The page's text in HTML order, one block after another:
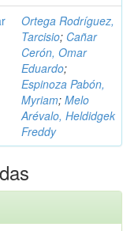
Ortega Rodríguez,
Tarcisio; Cañar
Cerón, Omar
Eduardo;
Espinoza Pabón,
Myriam; Melo
Arévalo, Heldidgek
Freddy